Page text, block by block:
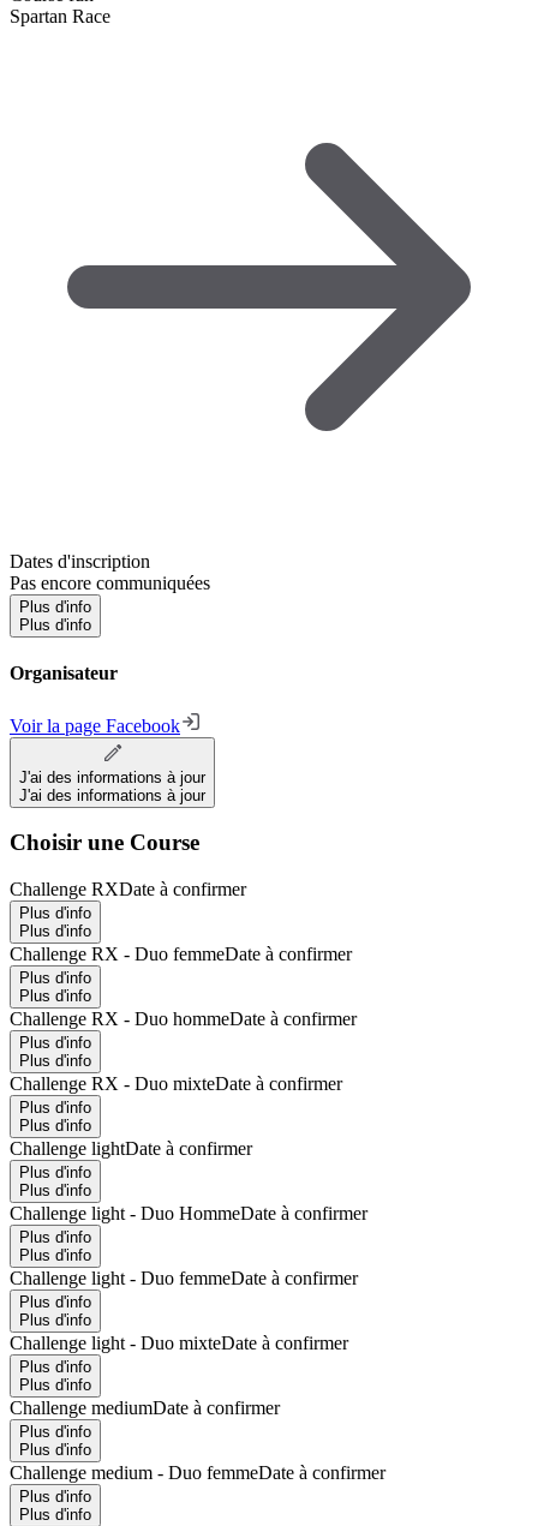
Spartan Race
Dates d'inscription
Pas encore communiquées
Plus d'info
Plus d'info
Organisateur
Voir la page Facebook
J'ai des informations à jour
J'ai des informations à jour
Choisir une Course
Challenge RXDate à confirmer
Plus d'info
Plus d'info
Challenge RX - Duo femmeDate à confirmer
Plus d'info
Plus d'info
Challenge RX - Duo hommeDate à confirmer
Plus d'info
Plus d'info
Challenge RX - Duo mixteDate à confirmer
Plus d'info
Plus d'info
Challenge lightDate à confirmer
Plus d'info
Plus d'info
Challenge light - Duo HommeDate à confirmer
Plus d'info
Plus d'info
Challenge light - Duo femmeDate à confirmer
Plus d'info
Plus d'info
Challenge light - Duo mixteDate à confirmer
Plus d'info
Plus d'info
Challenge mediumDate à confirmer
Plus d'info
Plus d'info
Challenge medium - Duo femmeDate à confirmer
Plus d'info
Plus d'info